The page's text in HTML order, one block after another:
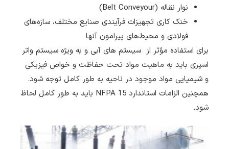
نوار نقاله (Belt Conveyour)
خنک کاری تجهیزات فرآیندی صنایع مختلف، سازه‌های
فولادی و محیط‌های پیرامون آنها
برای استفاده مؤثر از سیستم های آبی و به ویژه سیستم واتر
اسپری باید به ماهیت مواد تحت حفاظت و خواص فیزیکی
و شیمیایی مواد موجود در ناحیه به طور کامل توجه شود.
همچنین الزامات استاندارد NFPA 15 باید به طور کامل لحاظ
شود.